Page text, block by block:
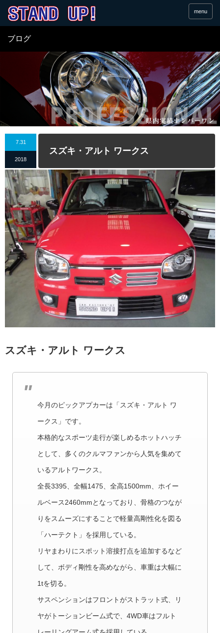
menu
ブログ
7.31
2018
スズキ・アルト ワークス
スズキ・アルト ワークス
今月のピックアプカーは「スズキ・アルト ワ
ークス」です。
本格的なスポーツ走行が楽しめるホットハッチ
として、多くのクルマファンから人気を集めて
いるアルトワークス。
全長3395、全幅1475、全高1500mm、ホイー
ルベース2460mmとなっており、骨格のつなが
りをスムーズにすることで軽量高剛性化を図る
「ハーテクト」を採用している。
リヤまわりにスポット溶接打点を追加するなど
して、ボディ剛性を高めながら、車重は大幅に
1tを切る。
サスペンションはフロントがストラット式、リ
ヤがトーションビーム式で、4WD車はフルト